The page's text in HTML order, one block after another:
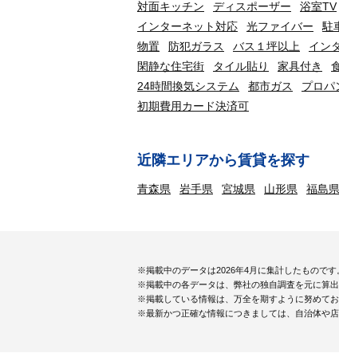
対面キッチン
ディスポーザー 浴室TV
インターネット対応
光ファイバー 駐
物置
防犯ガラス バス１坪以上 イン
閑静な住宅街
タイル貼り 家具付き
24時間換気システム
都市ガス プロパ
初期費用カード決済可
近隣エリアから賃貸を探す
青森県 岩手県 宮城県 山形県 福島県
※掲載中のデータは2026年4月に集計したものです
※掲載中の各データは、弊社の独自調査を元に算
※掲載している情報は、万全を期すように努めて
※最新かつ正確な情報につきましては、自治体や